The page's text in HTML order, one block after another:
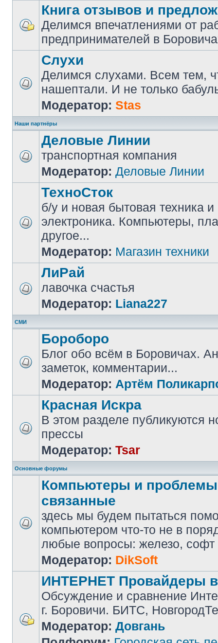
Книга отзывов и
Делимся впечатлениями от
предпринимателей в
Слухи
Делимся слухами. Всем тем,
нашептали. И не только
Модератор: Stas
Наши партнёры
Деловые Линии
транспортная компания
Модератор: Деловые Линии
ТехноСток
б/у и новая бытовая техника и
электроника. Компьютеры,
другое...
Модератор: Магазин техники
ЛиРай
лавочка счастья
Модератор: Liana227
СМИ
Бороборо
Блог обо всём в Боровичах.
заметок, комментарии...
Модератор: Артём
Красная Искра
В этом разделе публикуются
прессы
Модератор: Tsar
Основные форумы
Компьютеры и
связанные
здесь мы будем пытаться
компьютером что-то не в
любые вопросы: железо, софт
Модератор: DikSoft
ИНТЕРНЕТ Провайдеры
Обсуждение и сравнение
г. Боровичи. БИТС,
Модератор: Довгань